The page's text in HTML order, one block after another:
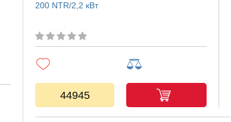
200 NTR/2,2 кВт
44945